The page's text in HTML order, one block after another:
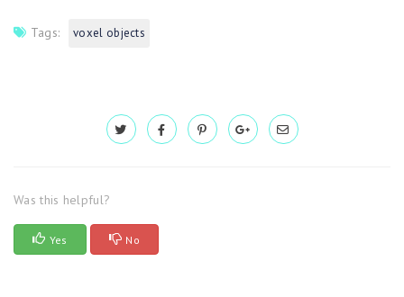
Tags: voxel objects
Was this helpful?
Yes No